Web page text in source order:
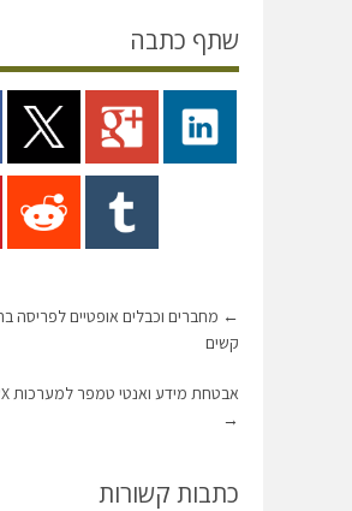
שתף כתבה
← מחברים וכבלים אופטיים לפריסה
קשים
אבטחת מידע ואנטי טמפר למערכות VPX צבאיות
→
כתבות קשורות